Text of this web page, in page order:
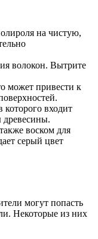
на чистую,
волокон. Вытрите
может привести к
которого входит
древесины.
воском для
серый цвет
могут попасть
Некоторые из них